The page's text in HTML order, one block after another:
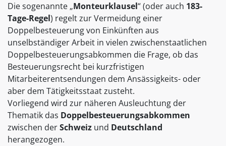
Die sogenannte „Monteurklausel“ (oder auch 183-
Tage-Regel) regelt zur Vermeidung einer
Doppelbesteuerung von Einkünften aus
unselbständiger Arbeit in vielen zwischenstaatlichen
Doppelbesteuerungsabkommen die Frage, ob das
Besteuerungsrecht bei kurzfristigen
Mitarbeiterentsendungen dem Ansässigkeits- oder
aber dem Tätigkeitsstaat zusteht.
Vorliegend wird zur näheren Ausleuchtung der
Thematik das Doppelbesteuerungsabkommen
zwischen derSchweiz und Deutschland
herangezogen.